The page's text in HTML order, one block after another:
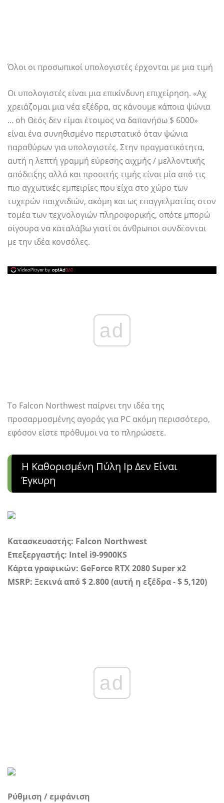
Όλοι οι προσωπικοί υπολογιστές έρχονται με μια τιμή
Οι υπολογιστές είναι μια επικίνδυνη επιχείρηση. «Αχ
χρειάζομαι μια νέα εξέδρα, ας κάνουμε κάποια ψώνια
... oh Θεός δεν είμαι έτοιμος να δαπανήσω $ 6000»
είναι ένα συνηθισμένο περιστατικό όταν ψώνια
παραθύρων για υπολογιστές. Στην πραγματικότητα,
αυτή η λεπτή γραμμή εύρεσης αιχμής / μελλοντικής
απόδειξης αλλά και προσιτής τιμής είναι μία από τις
πιο αγχωτικές εμπειρίες που είχα στο χώρο των
τυχερών παιχνιδιών, ακόμη και ως επαγγελματίας στον
τομέα των τεχνολογιών πληροφορικής, οπότε μπορώ
σίγουρα να καταλάβω γιατί οι άνθρωποι συνδέονται
με την ιδέα κονσόλες.
ad
Το Falcon Northwest παίρνει την ιδέα της
προσαρμοσμένης αγοράς για PC ακόμη περισσότερο,
εφόσον είστε πρόθυμοι να το πληρώσετε.
Η Καθορισμένη Πύλη Ip Δεν Είναι
Έγκυρη
Κατασκευαστής: Falcon Northwest
Επεξεργαστής: Intel i9-9900KS
Κάρτα γραφικών: GeForce RTX 2080 Super x2
MSRP: Ξεκινά από $ 2.800 (αυτή η εξέδρα - $ 5,120)
ad
Ρύθμιση / εμφάνιση